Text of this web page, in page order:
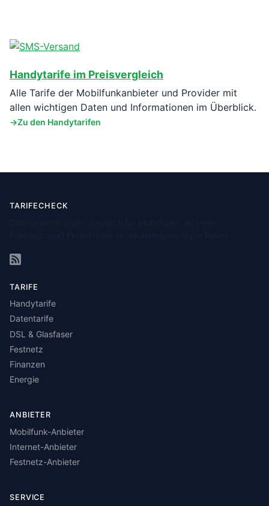
Handytarife im Preisvergleich
Alle Tarife der Mobilfunkanbieter und Provider mit
allen wichtigen Daten und Informationen im Überblick.
Zu den Handytarifen
TARIFECHECK
TARIFE
Handytarife
Datentarife
DSL & Glasfaser
Festnetz
Finanzen
Energie
ANBIETER
Mobilfunk-Anbieter
Internet-Anbieter
Festnetz-Anbieter
SERVICE